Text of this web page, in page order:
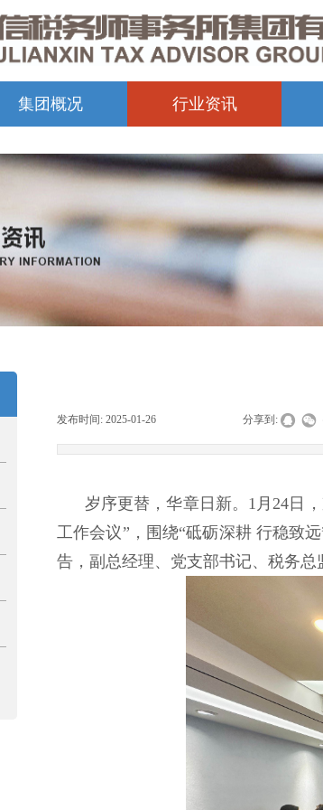
集团概况 行业资讯
发布时间: 2025-01-26 分享到:
岁序更替，华章日新。1月24日，
工作会议”，围绕“砥砺深耕 行稳致
告，副总经理、党支部书记、税务总